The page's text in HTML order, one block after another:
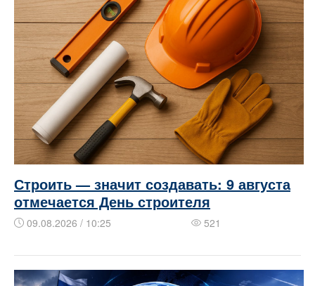
Строить — значит создавать: 9 августа
отмечается День строителя
09.08.2026 / 10:25 521